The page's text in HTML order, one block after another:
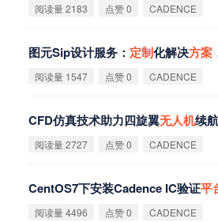
阅读量 2183 点赞 0 CADENCE
图元Sip设计服务： 定制化解决方案
阅读量 1547 点赞 0 CADENCE
CFD仿真技术助力四旋翼无人机续
阅读量 2727 点赞 0 CADENCE
CentOS7下安装Cadence IC验证平
阅读量 4496 点赞 0 CADENCE